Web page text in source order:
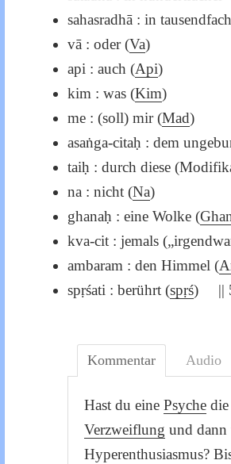
sahasradhā : in
vā : oder (Va)
api : auch (Api)
kim : was (Kim)
me : (soll) mir (Mad)
asaṅga-citaḥ : dem
taiḥ : durch diese
na : nicht (Na)
ghanaḥ : eine Wolke (
kva-cit : jemals
ambaram : den Himmel (
spṛśati : berührt (spṛś) ||
Kommentar Audio
Hast du einePsyche
Verzweiflung und dann
Hyperenthusiasmus?